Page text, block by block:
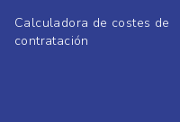
Calculadora de costes de
contratación